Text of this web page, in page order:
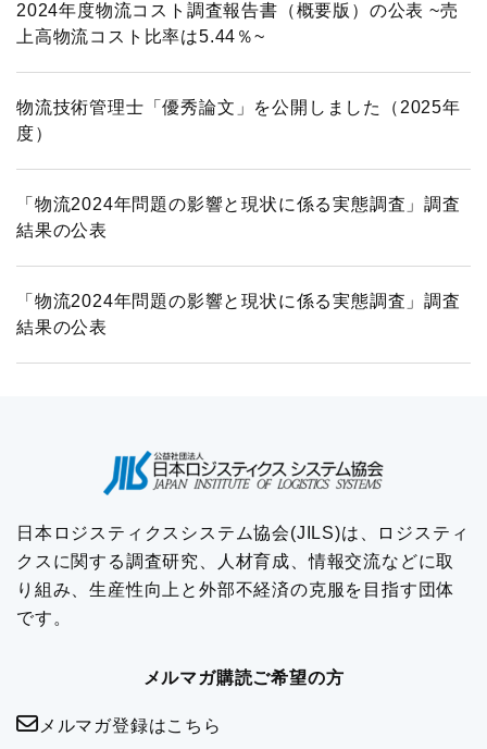
2024年度物流コスト調査報告書（概要版）の公表 ~売
上高物流コスト比率は5.44％~
物流技術管理士「優秀論文」を公開しました（2025年
度）
「物流2024年問題の影響と現状に係る実態調査」調査
結果の公表
「物流2024年問題の影響と現状に係る実態調査」調査
結果の公表
日本ロジスティクスシステム協会(JILS)は、ロジスティ
クスに関する調査研究、人材育成、情報交流などに取
り組み、生産性向上と外部不経済の克服を目指す団体
です。
メルマガ購読ご希望の方
メルマガ登録はこちら